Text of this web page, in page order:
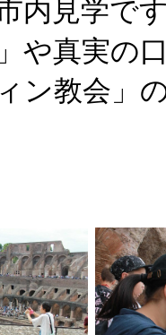
内見学で
や真実の
ン教会」